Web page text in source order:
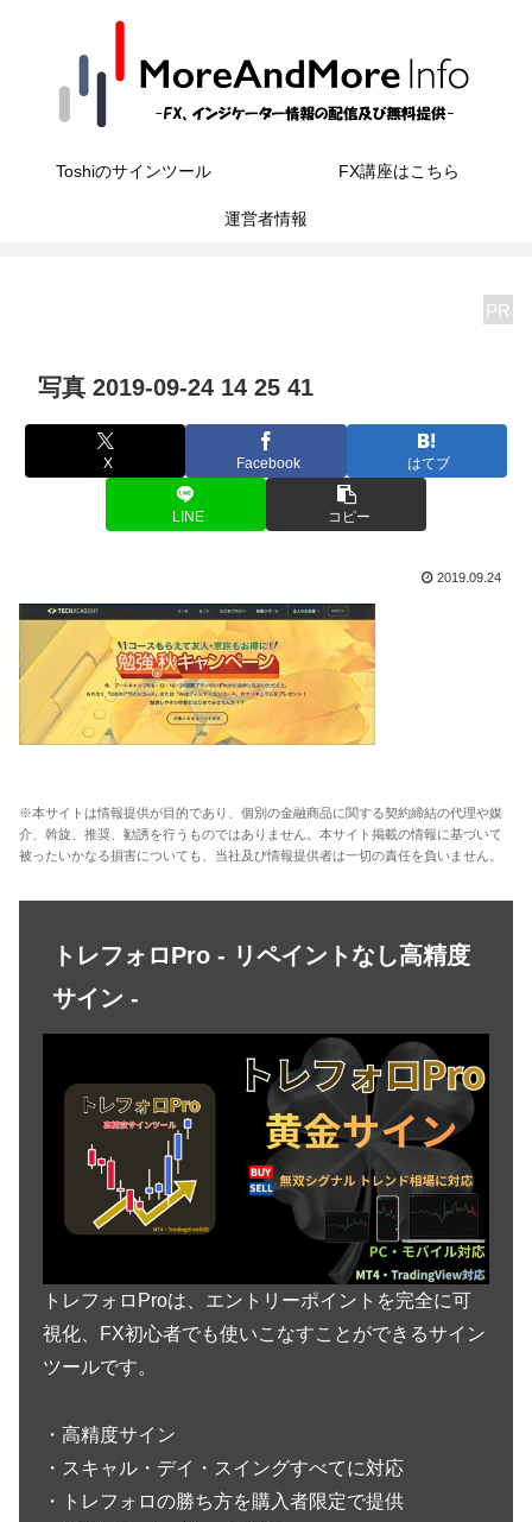
Toshiのサインツール FX講座はこちら
運営者情報
PR
写真 2019-09-24 14 25 41
X Facebook はてブ
LINE コピー
2019.09.24
※本サイトは情報提供が目的であり、個別の金融商品に関する契約締結の代理や媒
介、斡旋、推奨、勧誘を行うものではありません。本サイト掲載の情報に基づいて
被ったいかなる損害についても、当社及び情報提供者は一切の責任を負いません。
トレフォロPro - リペイントなし高精度
サイン -
トレフォロProは、エントリーポイントを完全に可
視化、FX初心者でも使いこなすことができるサイン
ツールです。
・高精度サイン
・スキャル・デイ・スイングすべてに対応
・トレフォロの勝ち方を購入者限定で提供